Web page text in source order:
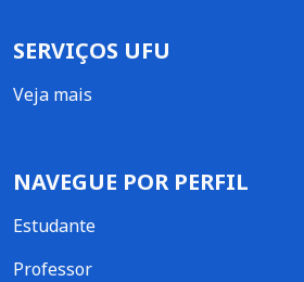
SERVIÇOS UFU
Veja mais
NAVEGUE POR PERFIL
Estudante
Professor